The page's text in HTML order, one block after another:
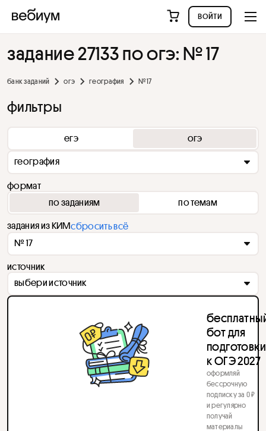
войти
задание 27133 по огэ: № 17
банк заданий огэ география № 17
фильтры
егэ огэ
география
формат
по заданиям
по темам
задания из КИМсбросить всё
№ 17
источник
выбери источник
бот для
подготовки
к ОГЭ 2027
оформляй
бессрочную
подписку за 0 ₽
и регулярно
получай
материалы